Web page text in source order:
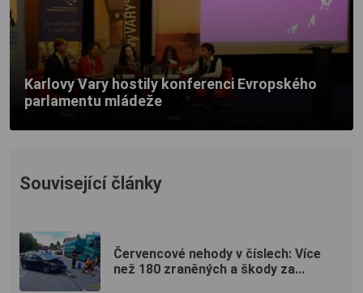
Karlovy Vary hostily konferenci Evropského
parlamentu mládeže
Související články
Červencové nehody v číslech: Více
než 180 zraněných a škody za...